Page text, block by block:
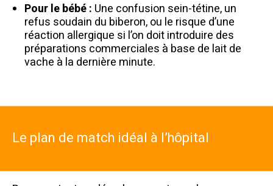
Pour le bébé : Une confusion sein-tétine, un
refus soudain du biberon, ou le risque d’une
réaction allergique si l’on doit introduire des
préparations commerciales à base de lait de
vache à la dernière minute.
Le plan de match idéal à l’hôpital